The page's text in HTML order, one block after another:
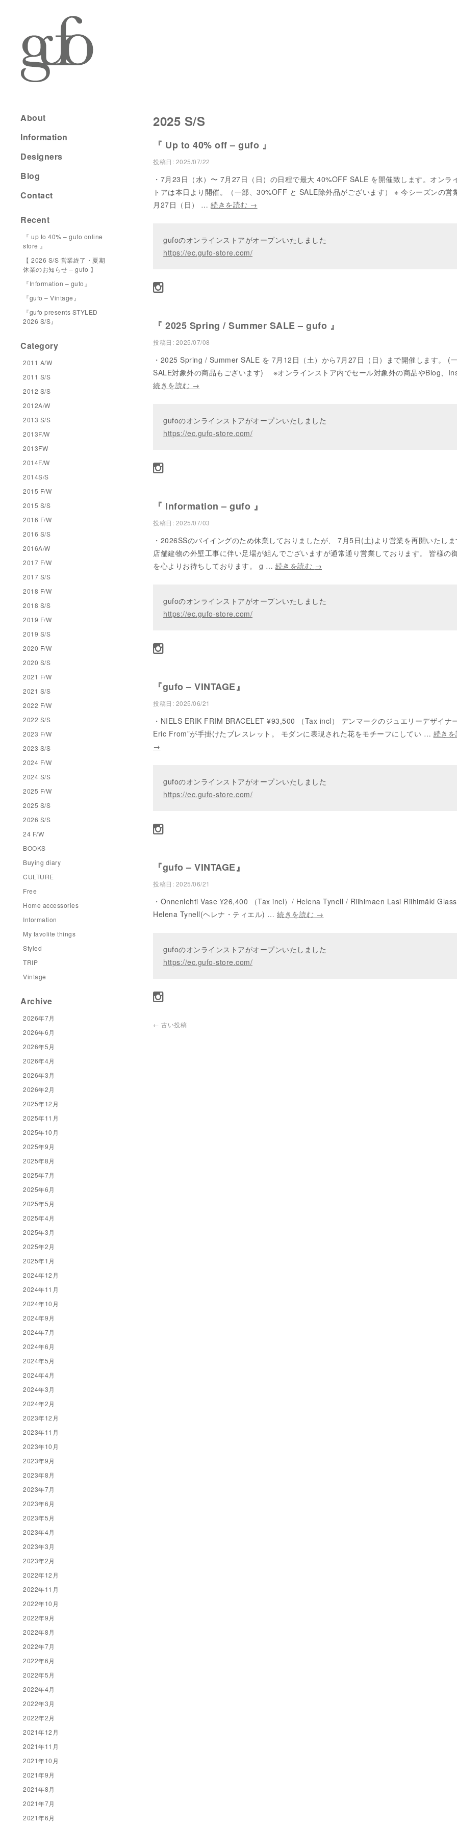
2025 S/S
『 Up to 40% off – gufo 』
投稿日: 2025/07/22
・7月23日（水）〜 7月27日（日）の日程で最大 40%OFF SALE を開催致します。オンラ
トアは本日より開催。（一部、30%OFF と SALE除外品がございます） ※ 今シーズンの
月27日（日） … 続きを読む →
gufoのオンラインストアがオープンいたしました
https://ec.gufo-store.com/
『 2025 Spring / Summer SALE – gufo 』
投稿日: 2025/07/08
・2025 Spring / Summer SALE を 7月12日（土）から7月27日（日）まで開催します。 (一
SALE対象外の商品もございます) ※オンラインストア内でセール対象外の商品やBlog、
続きを読む →
gufoのオンラインストアがオープンいたしました
https://ec.gufo-store.com/
『 Information – gufo 』
投稿日: 2025/07/03
・2026SSのバイイングのため休業しておりましたが、 7月5日(土)より営業を再開いたし
店舗建物の外壁工事に伴い足場が組んでございますが通常通り営業しております。 皆様の
を心よりお待ちしております。 g … 続きを読む →
gufoのオンラインストアがオープンいたしました
https://ec.gufo-store.com/
『gufo – VINTAGE』
投稿日: 2025/06/21
・NIELS ERIK FRIM BRACELET ¥93,500 （Tax incl） デンマークのジュエリーデザイナ
Eric From”が手掛けたブレスレット。 モダンに表現された花をモチーフにしてい … 続き
→
gufoのオンラインストアがオープンいたしました
https://ec.gufo-store.com/
『gufo – VINTAGE』
投稿日: 2025/06/21
・Onnenlehti Vase ¥26,400 （Tax incl）/ Helena Tynell / Riihimaen Lasi Riihimäki
Helena Tynell(ヘレナ・ティエル) … 続きを読む →
gufoのオンラインストアがオープンいたしました
https://ec.gufo-store.com/
← 古い投稿
About
Information
Designers
Blog
Contact
Recent
『 up to 40% – gufo online
store 』
【 2026 S/S 営業終了・夏期
休業のお知らせ – gufo 】
『Information – gufo』
『gufo – Vintage』
『gufo presents STYLED
2026 S/S』
Category
2011 A/W
2011 S/S
2012 S/S
2012A/W
2013 S/S
2013F/W
2013FW
2014F/W
2014S/S
2015 F/W
2015 S/S
2016 F/W
2016 S/S
2016A/W
2017 F/W
2017 S/S
2018 F/W
2018 S/S
2019 F/W
2019 S/S
2020 F/W
2020 S/S
2021 F/W
2021 S/S
2022 F/W
2022 S/S
2023 F/W
2023 S/S
2024 F/W
2024 S/S
2025 F/W
2025 S/S
2026 S/S
24 F/W
BOOKS
Buying diary
CULTURE
Free
Home accessories
Information
My favolite things
Styled
TRIP
Vintage
Archive
2026年7月
2026年6月
2026年5月
2026年4月
2026年3月
2026年2月
2025年12月
2025年11月
2025年10月
2025年9月
2025年8月
2025年7月
2025年6月
2025年5月
2025年4月
2025年3月
2025年2月
2025年1月
2024年12月
2024年11月
2024年10月
2024年9月
2024年7月
2024年6月
2024年5月
2024年4月
2024年3月
2024年2月
2023年12月
2023年11月
2023年10月
2023年9月
2023年8月
2023年7月
2023年6月
2023年5月
2023年4月
2023年3月
2023年2月
2022年12月
2022年11月
2022年10月
2022年9月
2022年8月
2022年7月
2022年6月
2022年5月
2022年4月
2022年3月
2022年2月
2021年12月
2021年11月
2021年10月
2021年9月
2021年8月
2021年7月
2021年6月